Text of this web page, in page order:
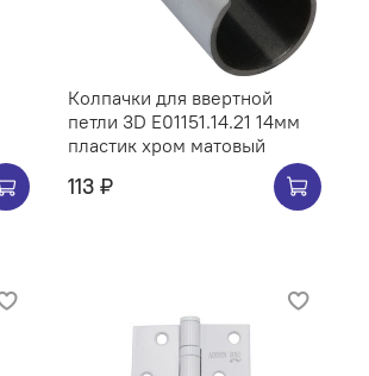
Колпачки для ввертной
петли 3D E01151.14.21 14мм
пластик хром матовый
113 ₽